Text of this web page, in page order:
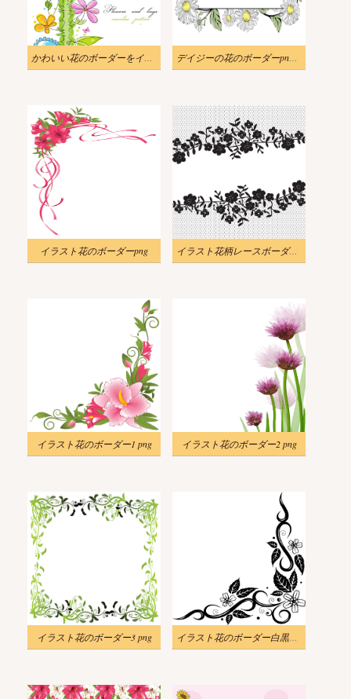
かわいい花のボーダーをイラストします。 デイジーの花のボーダーpngをイラストします
イラスト花のボーダーpng イラスト花柄レースボーダー黒と白
イラスト花のボーダー1 png イラスト花のボーダー2 png
イラスト花のボーダー3 png イラスト花のボーダー白黒png